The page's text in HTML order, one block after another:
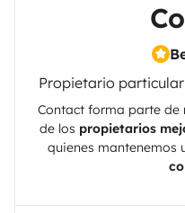
Propietario
Contactforma parte de
de los propietarios
quienes mantenemos